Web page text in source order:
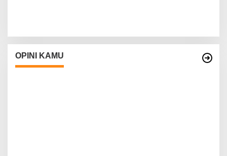
OPINI KAMU